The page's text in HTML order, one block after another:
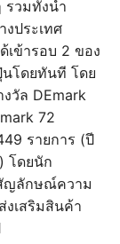
รวมทั้งนำ
ประเทศ
เข้ารอบ 2 ของ
นโดยทันที โดย
วัล DEmark
72
รายการ (ปี
โดยนัก
ญลักษณ์ความ
งเสริมสินค้า